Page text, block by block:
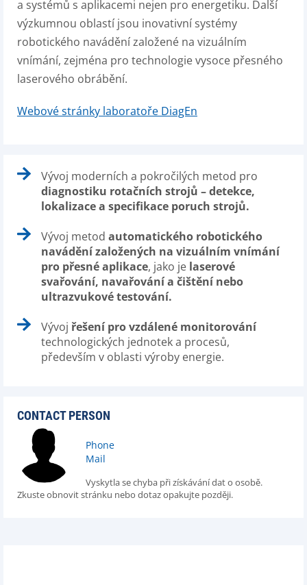
a systémů s aplikacemi nejen pro energetiku. Další
výzkumnou oblastí jsou inovativní systémy
robotického navádění založené na vizuálním
vnímání, zejména pro technologie vysoce přesného
laserového obrábění.
Webové stránky laboratoře DiagEn
Vývoj moderních a pokročilých metod pro
diagnostiku rotačních strojů – detekce,
lokalizace a specifikace poruch strojů.
Vývoj metod automatického robotického
navádění založených na vizuálním vnímání
pro přesné aplikace, jako je laserové
svařování, navařování a čištění nebo
ultrazvukové testování.
Vývoj řešení pro vzdálené monitorování
technologických jednotek a procesů,
především v oblasti výroby energie.
CONTACT PERSON
Phone
Mail
Vyskytla se chyba při získávání dat o osobě.
Zkuste obnovit stránku nebo dotaz opakujte později.